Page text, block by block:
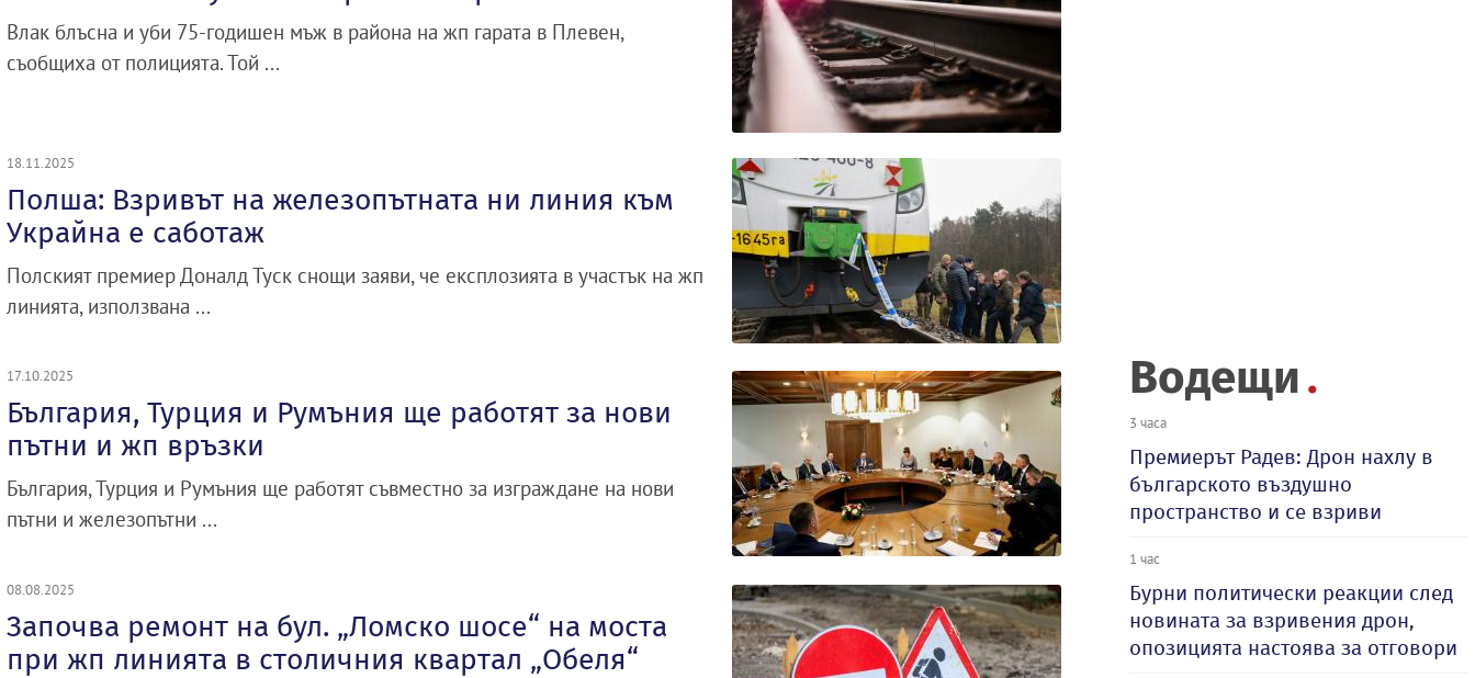
Влак блъсна и уби 75-годишен мъж в района на жп гарата в Плевен,
съобщиха от полицията. Той ...
18.11.2025
Полша: Взривът на железопътната ни линия към
Украйна е саботаж
Полският премиер Доналд Туск снощи заяви, че експлозията в участък на жп
линията, използвана ...
17.10.2025
България, Турция и Румъния ще работят за нови
пътни и жп връзки
България, Турция и Румъния ще работят съвместно за изграждане на нови
пътни и железопътни ...
08.08.2025
Започва ремонт на бул. „Ломско шосе“ на моста
при жп линията в столичния квартал „Обеля“
Водещи
3 часа
Премиерът Радев: Дрон нахлу в
българското въздушно
пространство и се взриви
1 час
Бурни политически реакции след
новината за взривения дрон,
опозицията настоява за отговори